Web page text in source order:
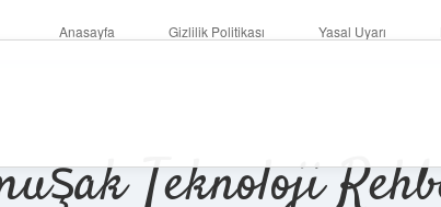
Anasayfa Gizlilik Politikası Yasal Uyarı
Teknoloji